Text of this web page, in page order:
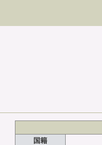
国籍